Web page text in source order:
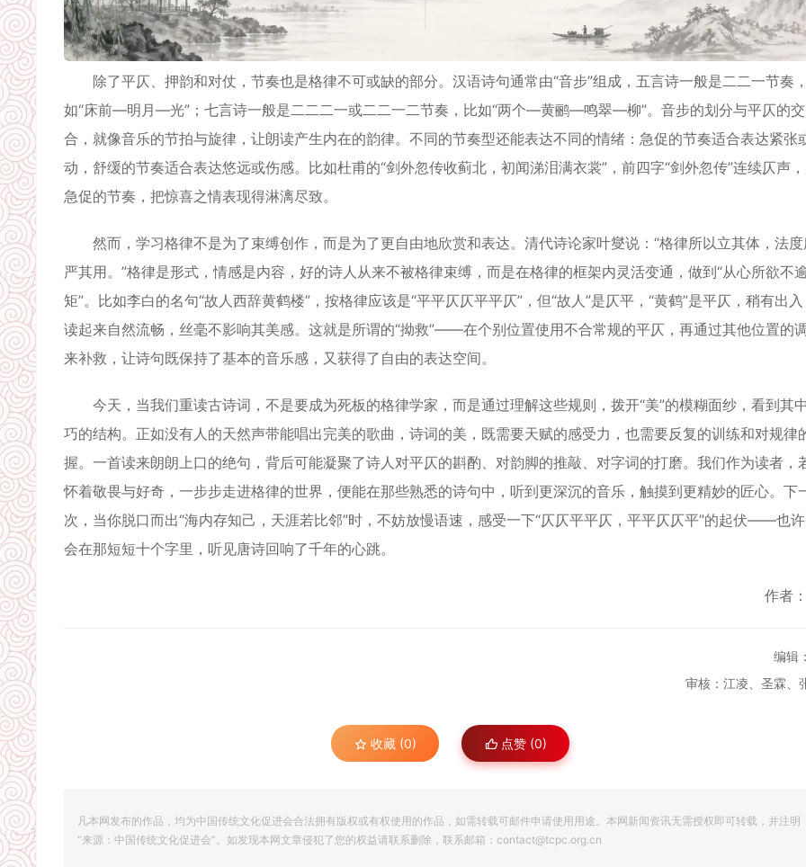
除了平仄、押韵和对仗，节奏也是格律不可或缺的部分。汉语诗句通常由“音步”组成，五言诗一般是二二一节奏
如“床前—明月—光”；七言诗一般是二二二一或二二一二节奏，比如“两个—黄鹂—鸣翠—柳”。音步的划分与平仄的
合，就像音乐的节拍与旋律，让朗读产生内在的韵律。不同的节奏型还能表达不同的情绪：急促的节奏适合表达紧张
动，舒缓的节奏适合表达悠远或伤感。比如杜甫的“剑外忽传收蓟北，初闻涕泪满衣裳”，前四字“剑外忽传”连续仄声
急促的节奏，把惊喜之情表现得淋漓尽致。
然而，学习格律不是为了束缚创作，而是为了更自由地欣赏和表达。清代诗论家叶燮说：“格律所以立其体，法
严其用。”格律是形式，情感是内容，好的诗人从来不被格律束缚，而是在格律的框架内灵活变通，做到“从心所欲不
矩”。比如李白的名句“故人西辞黄鹤楼”，按格律应该是“平平仄仄平平仄”，但“故人”是仄平，“黄鹤”是平仄，稍有出
读起来自然流畅，丝毫不影响其美感。这就是所谓的“拗救”——在个别位置使用不合常规的平仄，再通过其他位置的
来补救，让诗句既保持了基本的音乐感，又获得了自由的表达空间。
今天，当我们重读古诗词，不是要成为死板的格律学家，而是通过理解这些规则，拨开“美”的模糊面纱，看到其
巧的结构。正如没有人的天然声带能唱出完美的歌曲，诗词的美，既需要天赋的感受力，也需要反复的训练和对规律
握。一首读来朗朗上口的绝句，背后可能凝聚了诗人对平仄的斟酌、对韵脚的推敲、对字词的打磨。我们作为读者，
怀着敬畏与好奇，一步步走进格律的世界，便能在那些熟悉的诗句中，听到更深沉的音乐，触摸到更精妙的匠心。下
次，当你脱口而出“海内存知己，天涯若比邻”时，不妨放慢语速，感受一下“仄仄平平仄，平平仄仄平”的起伏——也
会在那短短十个字里，听见唐诗回响了千年的心跳。
作者
编辑
审核：江凌、圣霖、
收藏 (0) 点赞 (0)
凡本网发布的作品，均为中国传统文化促进会合法拥有版权或有权使用的作品，如需转载可邮件申请使用用途。本网新闻资讯无需授权即可转载，并注明
“来源：中国传统文化促进会”。如发现本网文章侵犯了您的权益请联系删除，联系邮箱：contact@tcpc.org.cn